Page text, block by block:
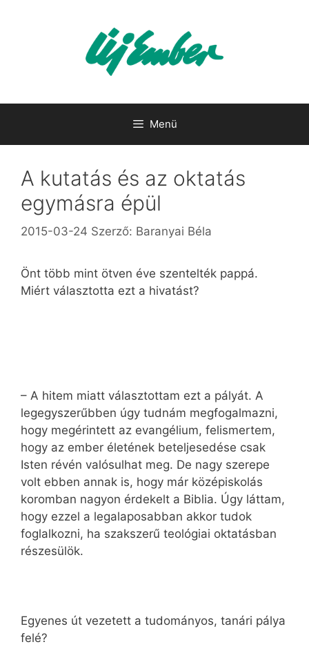
Menü
A kutatás és az oktatás
egymásra épül
2015-03-24 Szerző: Baranyai Béla
Önt több mint ötven éve szentelték pappá.
Miért választotta ezt a hivatást?
– A hitem miatt választottam ezt a pályát. A
legegyszerűbben úgy tudnám megfogalmazni,
hogy megérintett az evangélium, felismertem,
hogy az ember életének beteljesedése csak
Isten révén valósulhat meg. De nagy szerepe
volt ebben annak is, hogy már középiskolás
koromban nagyon érdekelt a Biblia. Úgy láttam,
hogy ezzel a legalaposabban akkor tudok
foglalkozni, ha szakszerű teológiai oktatásban
részesülök.
Egyenes út vezetett a tudományos, tanári pálya
felé?